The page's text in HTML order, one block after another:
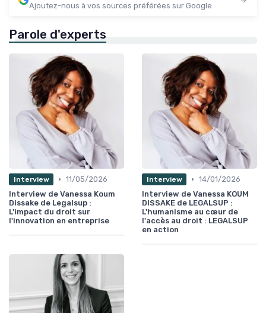
Ajoutez-nous à vos sources préférées sur Google
Parole d'experts
Interview • 11/05/2026
Interview de Vanessa Koum
Dissake de Legalsup :
L'impact du droit sur
l'innovation en entreprise
Interview • 14/01/2026
Interview de Vanessa KOUM
DISSAKE de LEGALSUP :
L'humanisme au cœur de
l'accès au droit : LEGALSUP
en action